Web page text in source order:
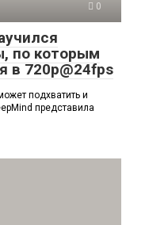
0
по которым
в 720p@24fps
подхватить и
представила